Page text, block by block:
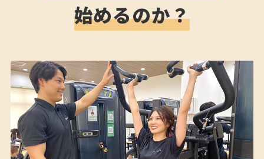
始めるのか？